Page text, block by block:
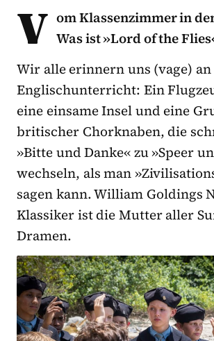
V om Klassenzimmer in
Was ist »Lord of the
Wir alle erinnern uns (vage)
Englischunterricht: Ein
eine einsame Insel und eine
britischer Chorknaben, die
»Bitte und Danke« zu »Speer
wechseln, als man
sagen kann. William Goldings
Klassiker ist die Mutter aller
Dramen.